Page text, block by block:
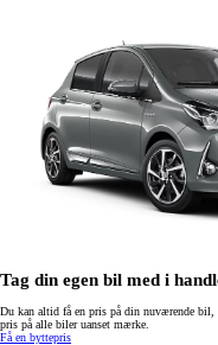
Tag din egen bil med i
Du kan altid få en pris på din nuværende
pris på alle biler uanset mærke.
Få en byttepris